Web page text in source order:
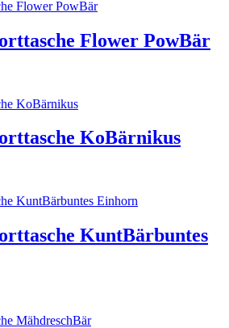
Flower PowBär
KoBärnikus
KuntBärbuntes